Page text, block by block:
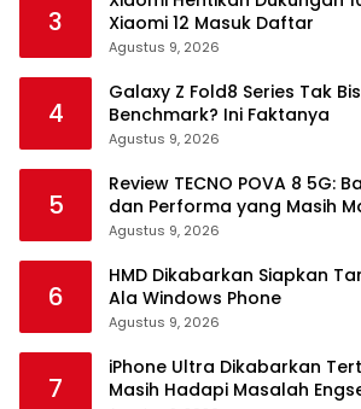
3
Xiaomi 12 Masuk Daftar
Agustus 9, 2026
4
Galaxy Z Fold8 Series Tak
Benchmark? Ini Faktanya
Agustus 9, 2026
5
Review TECNO POVA 8 5G:
dan Performa yang Masih
Agustus 9, 2026
6
HMD Dikabarkan Siapkan
Ala Windows Phone
Agustus 9, 2026
7
iPhone Ultra Dikabarkan
Masih Hadapi Masalah